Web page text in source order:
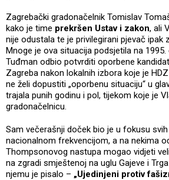
Zagrebački gradonačelnik Tomislav
kako je time prekršen Ustav i zakon, ali
nije odustala te je privilegirani pjevač ipak
Mnoge je ova situacija podsjetila na 1995.
Tuđman odbio potvrditi oporbene
Zagreba nakon lokalnih izbora koje je
ne želi dopustiti „oporbenu situaciju“ u
trajala punih godinu i pol, tijekom koje je
gradonačelnicu.
Sam večerašnji doček bio je u fokusu
nacionalnom frekvencijom, a na nekima
Thompsonovog nastupa mogao vidjeti
na zgradi smještenoj na uglu Gajeve i
njemu je pisalo – „Ujedinjeni protiv